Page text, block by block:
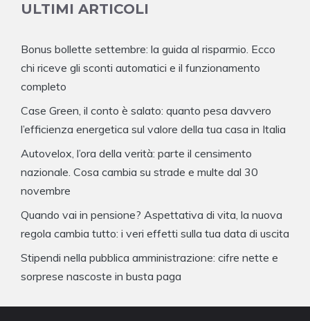
ULTIMI ARTICOLI
Bonus bollette settembre: la guida al risparmio. Ecco
chi riceve gli sconti automatici e il funzionamento
completo
Case Green, il conto è salato: quanto pesa davvero
l’efficienza energetica sul valore della tua casa in Italia
Autovelox, l’ora della verità: parte il censimento
nazionale. Cosa cambia su strade e multe dal 30
novembre
Quando vai in pensione? Aspettativa di vita, la nuova
regola cambia tutto: i veri effetti sulla tua data di uscita
Stipendi nella pubblica amministrazione: cifre nette e
sorprese nascoste in busta paga